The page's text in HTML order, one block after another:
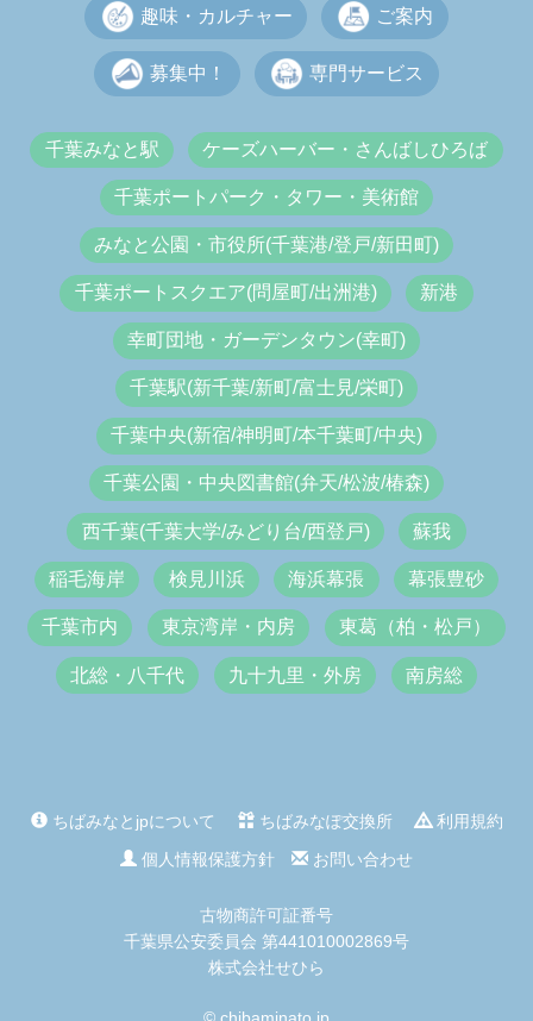
趣味・カルチャー ご案内
募集中！ 専門サービス
千葉みなと駅 ケーズハーバー・さんばしひろば
千葉ポートパーク・タワー・美術館
みなと公園・市役所(千葉港/登戸/新田町)
千葉ポートスクエア(問屋町/出洲港) 新港
幸町団地・ガーデンタウン(幸町)
千葉駅(新千葉/新町/富士見/栄町)
千葉中央(新宿/神明町/本千葉町/中央)
千葉公園・中央図書館(弁天/松波/椿森)
西千葉(千葉大学/みどり台/西登戸) 蘇我
稲毛海岸 検見川浜 海浜幕張 幕張豊砂
千葉市内 東京湾岸・内房 東葛（柏・松戸）
北総・八千代 九十九里・外房 南房総
ちばみなとjpについて ちばみなぽ交換所
利用規約
個人情報保護方針
お問い合わせ
古物商許可証番号
千葉県公安委員会 第441010002869号
株式会社せひら